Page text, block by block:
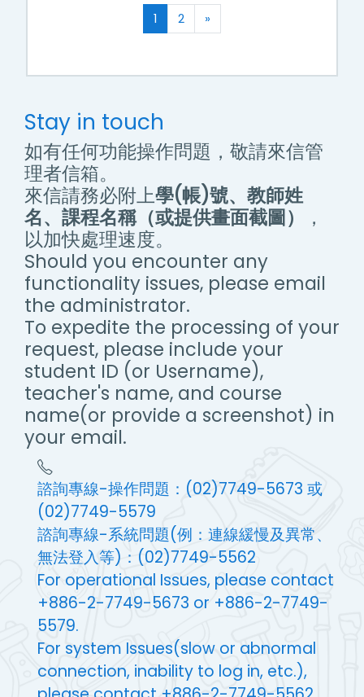
1 (current)
2 »
Stay in touch
如有任何功能操作問題，敬請來信管
理者信箱。
來信請務必附上學(帳)號、教師姓
名、課程名稱（或提供畫面截圖）
，
以加快處理速度。
Should you encounter any
functionality issues, please email
the administrator.
To expedite the processing of your
request, please include your
student ID (or Username),
teacher's name, and course
name(or provide a screenshot) in
your email.
諮詢專線-操作問題：(02)7749-5673 或
(02)7749-5579
諮詢專線-系統問題(例：連線緩慢及異常、
無法登入等)：(02)7749-5562
For operational Issues, please contact
+886-2-7749-5673 or +886-2-7749-
5579.
For system Issues(slow or abnormal
connection, inability to log in, etc.),